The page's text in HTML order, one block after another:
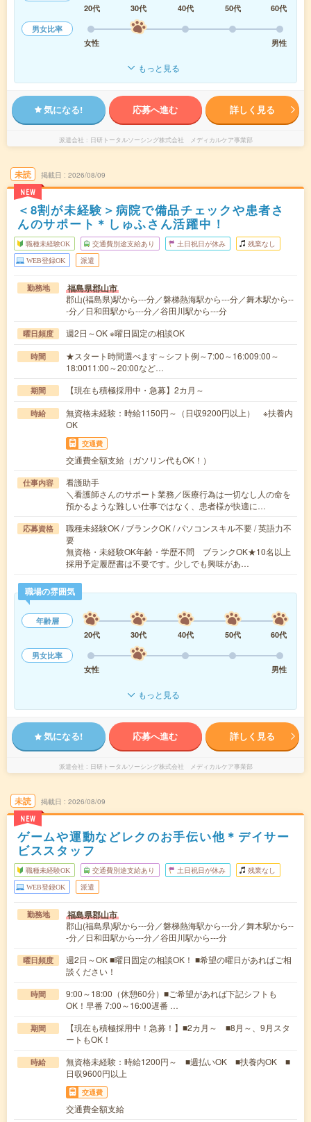
20代
30代 40代 50代
60代
男女比率
女性
男性
もっと見る
気になる! 応募へ進む 詳しく見る
派遣会社 日研トータルソーシング株式会社 メディカルケア事業部
未読
NEW
掲載日 2026/08/09
＜8割が未経験＞病院で備品チェックや患者さ
んのサポート＊しゅふさん活躍中！
職種未経験OK 交通費別途支給あり 土日祝日が休み 残業なし
WEB登録OK 派遣
勤務地 福島県郡山市
郡山(福島県)駅から---分／磐梯熱海駅から---分／舞木駅から--
-分／日和田駅から---分／谷田川駅から---分
曜日頻度 週2日～OK ※曜日固定の相談OK
時間
★スタート時間選べます～シフト例～7:00～16:009:00～
18:0011:00～20:00など…
期間 【現在も積極採用中・急募】2カ月～
時給
無資格未経験：時給1150円～（日収9200円以上） ※扶養内
OK
交通費
交通費全額支給（ガソリン代もOK！）
仕事内容
看護助手
＼看護師さんのサポート業務／医療行為は一切なし人の命を
預かるような難しい仕事ではなく、患者様が快適に…
応募資格
職種未経験OK / ブランクOK / パソコンスキル不要 / 英語力不
要
無資格・未経験OK年齢・学歴不問 ブランクOK★10名以上
採用予定履歴書は不要です。少しでも興味があ…
職場の雰囲気
年齢層
20代
30代 40代 50代
60代
男女比率
女性
男性
もっと見る
気になる! 応募へ進む 詳しく見る
派遣会社 日研トータルソーシング株式会社 メディカルケア事業部
未読
NEW
掲載日 2026/08/09
ゲームや運動などレクのお手伝い他＊デイサー
ビススタッフ
職種未経験OK 交通費別途支給あり 土日祝日が休み 残業なし
WEB登録OK 派遣
勤務地 福島県郡山市
郡山(福島県)駅から---分／磐梯熱海駅から---分／舞木駅から--
-分／日和田駅から---分／谷田川駅から---分
曜日頻度
週2日～OK ■曜日固定の相談OK！ ■希望の曜日があればご相
談ください！
時間
9:00～18:00（休憩60分）■ご希望があれば下記シフトも
OK！早番 7:00～16:00遅番 …
期間
【現在も積極採用中！急募！】■2カ月～ ■8月～、9月スタ
ートもOK！
時給
無資格未経験：時給1200円～ ■週払いOK ■扶養内OK ■
日収9600円以上
交通費
交通費全額支給